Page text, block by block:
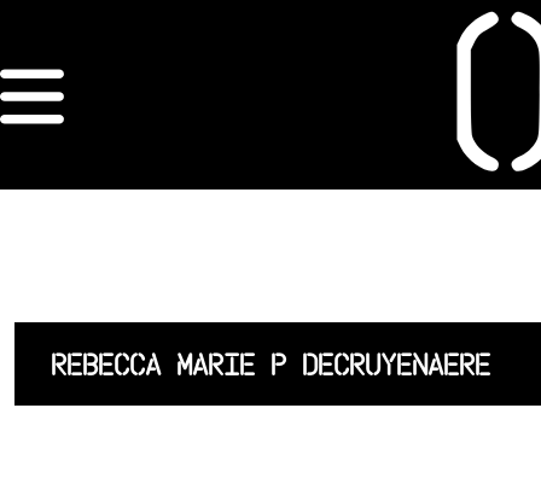
ORDRE DES
ARCHITECTES
LISTE DES
ARCHITECTES
REBECCA MARIE P DECRUYENAERE